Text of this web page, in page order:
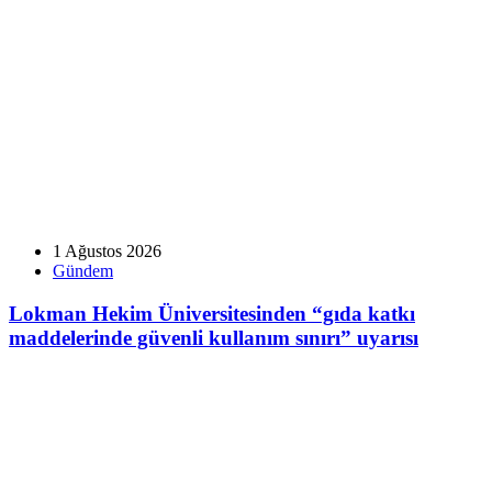
1 Ağustos 2026
Gündem
Lokman Hekim Üniversitesinden “gıda katkı
maddelerinde güvenli kullanım sınırı” uyarısı